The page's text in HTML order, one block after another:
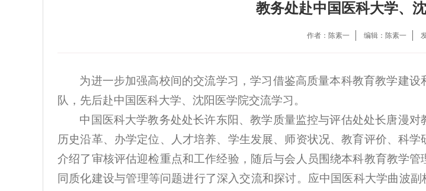
教务处赴中国医科大学、
作者：陈素一 编辑：陈素一
为进一步加强高校间的交流学习，学习借鉴高质量本科教育教学建
队，先后赴中国医科大学、沈阳医学院交流学习。
中国医科大学教务处处长许东阳、教学质量监控与评估处处长唐漫
历史沿革、办学定位、人才培养、学生发展、师资状况、教育评价、科
介绍了审核评估迎检重点和工作经验，随后与会人员围绕本科教育教学
同质化建设与管理等问题进行了深入交流和探讨。应中国医科大学曲波